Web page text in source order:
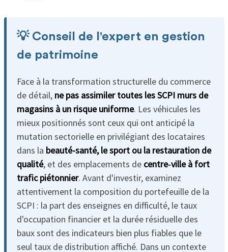
💡 Conseil de l'expert en gestion
de patrimoine
Face à la transformation structurelle du commerce
de détail, ne pas assimiler toutes les SCPI murs de
magasins à un risque uniforme. Les véhicules les
mieux positionnés sont ceux qui ont anticipé la
mutation sectorielle en privilégiant des locataires
dans la beauté-santé, le sport ou la restauration de
qualité, et des emplacements de centre‑ville à fort
trafic piétonnier. Avant d'investir, examinez
attentivement la composition du portefeuille de la
SCPI : la part des enseignes en difficulté, le taux
d'occupation financier et la durée résiduelle des
baux sont des indicateurs bien plus fiables que le
seul taux de distribution affiché. Dans un contexte